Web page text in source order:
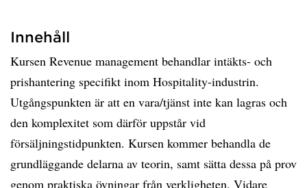
Innehåll
Kursen Revenue management behandlar intäkts- och
prishantering specifikt inom Hospitality-industrin.
Utgångspunkten är att en vara/tjänst inte kan lagras och
den komplexitet som därför uppstår vid
försäljningstidpunkten. Kursen kommer behandla de
grundläggande delarna av teorin, samt sätta dessa på prov
genom praktiska övningar från verkligheten. Vidare